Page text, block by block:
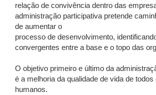
relação de convivência dentro das
administração participativa pretende
de aumentar o
processo de desenvolvimento,
convergentes entre a base e o topo das
O objetivo primeiro e último da
é a melhoria da qualidade de vida de todos
humanos.